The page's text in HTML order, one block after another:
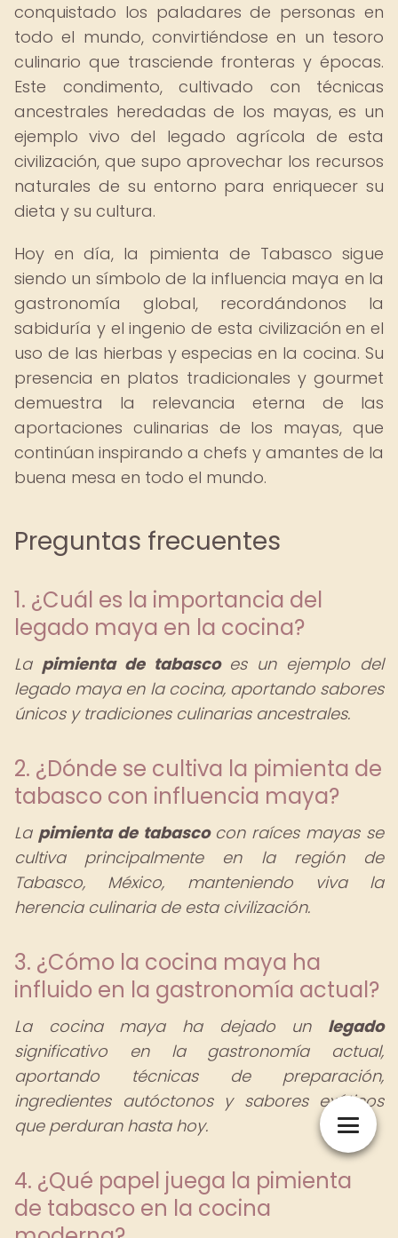
conquistado los paladares de personas en
todo el mundo, convirtiéndose en un tesoro
culinario que trasciende fronteras y épocas.
Este condimento, cultivado con técnicas
ancestrales heredadas de los mayas, es un
ejemplo vivo del legado agrícola de esta
civilización, que supo aprovechar los recursos
naturales de su entorno para enriquecer su
dieta y su cultura.
Hoy en día, la pimienta de Tabasco sigue
siendo un símbolo de la influencia maya en la
gastronomía global, recordándonos la
sabiduría y el ingenio de esta civilización en el
uso de las hierbas y especias en la cocina. Su
presencia en platos tradicionales y gourmet
demuestra la relevancia eterna de las
aportaciones culinarias de los mayas, que
continúan inspirando a chefs y amantes de la
buena mesa en todo el mundo.
Preguntas frecuentes
1. ¿Cuál es la importancia del
legado maya en la cocina?
La pimienta de tabascoes un ejemplo del
legado maya en la cocina, aportando sabores
únicos y tradiciones culinarias ancestrales.
2. ¿Dónde se cultiva la pimienta de
tabasco con influencia maya?
La pimienta de tabascocon raíces mayas se
cultiva principalmente en la región de
Tabasco, México, manteniendo viva la
herencia culinaria de esta civilización.
3. ¿Cómo la cocina maya ha
influido en la gastronomía actual?
La cocina maya ha dejado un legado
significativo en la gastronomía actual,
aportando técnicas de preparación,
ingredientes autóctonos y sabores exóticos
que perduran hasta hoy.
4. ¿Qué papel juega la pimienta
de tabasco en la cocina